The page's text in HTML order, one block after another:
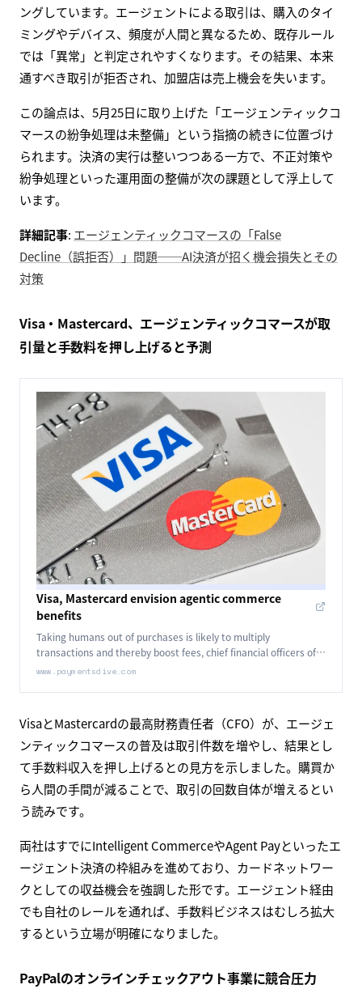
ングしています。エージェントによる取引は、購入のタイ
ミングやデバイス、頻度が人間と異なるため、既存ルール
では「異常」と判定されやすくなります。その結果、本来
通すべき取引が拒否され、加盟店は売上機会を失います。
この論点は、5月25日に取り上げた「エージェンティックコ
マースの紛争処理は未整備」という指摘の続きに位置づけ
られます。決済の実行は整いつつある一方で、不正対策や
紛争処理といった運用面の整備が次の課題として浮上して
います。
詳細記事: エージェンティックコマースの「False
Decline（誤拒否）」問題──AI決済が招く機会損失とその
対策
Visa・Mastercard、エージェンティックコマースが取
引量と手数料を押し上げると予測
Visa, Mastercard envision agentic commerce
benefits
Taking humans out of purchases is likely to multiply
transactions and thereby boost fees, chief financial officers of
the card networks said.
www.paymentsdive.com
VisaとMastercardの最高財務責任者（CFO）が、エージェ
ンティックコマースの普及は取引件数を増やし、結果とし
て手数料収入を押し上げるとの見方を示しました。購買か
ら人間の手間が減ることで、取引の回数自体が増えるとい
う読みです。
両社はすでにIntelligent CommerceやAgent Payといったエ
ージェント決済の枠組みを進めており、カードネットワー
クとしての収益機会を強調した形です。エージェント経由
でも自社のレールを通れば、手数料ビジネスはむしろ拡大
するという立場が明確になりました。
PayPalのオンラインチェックアウト事業に競合圧力